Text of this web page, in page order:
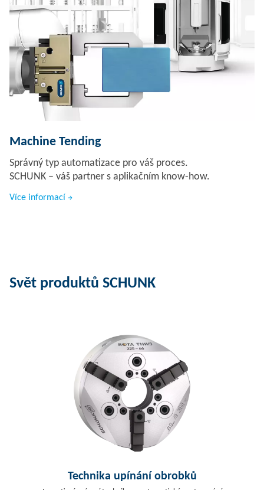
Machine Tending
Správný typ automatizace pro váš proces.
SCHUNK – váš partner s aplikačním know-how.
Více informací
Svět produktů SCHUNK
Technika upínání obrobků